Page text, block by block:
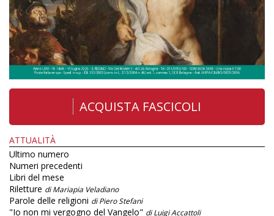
ACQUISTA FASCICOLI
ATTUALITÀ
Ultimo numero
Numeri precedenti
Libri del mese
Riletture di Mariapia Veladiano
Parole delle religioni di Piero Stefani
"Io non mi vergogno del Vangelo" di Luigi Accattoli